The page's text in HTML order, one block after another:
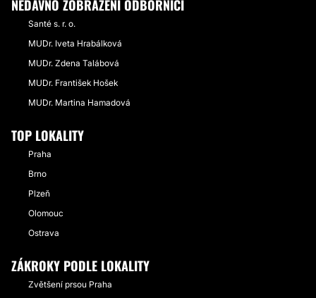
NEDÁVNO ZOBRAZENÍ ODBORNÍCI
Santé s. r. o.
MUDr. Iveta Hrabálková
MUDr. Zdena Talábová
MUDr. František Hošek
MUDr. Martina Hamadová
TOP LOKALITY
Praha
Brno
Plzeň
Olomouc
Ostrava
ZÁKROKY PODLE LOKALITY
Zvětšení prsou Praha